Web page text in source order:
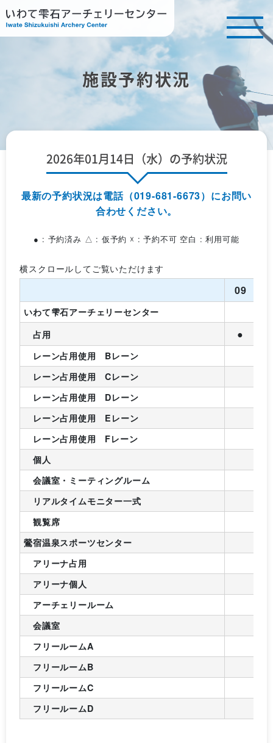
施設予約状況
2026年01月14日（水）の予約状況
最新の予約状況は電話（019-681-6673）にお問い
合わせください。
● : 予約済み △ : 仮予約 ☓ : 予約不可 空白 : 利用可能
09
いわて雫石アーチェリーセンター
占用
●
レーン占用使用 Bレーン
レーン占用使用 Cレーン
レーン占用使用 Dレーン
レーン占用使用 Eレーン
レーン占用使用 Fレーン
個人
会議室・ミーティングルーム
リアルタイムモニター一式
観覧席
鶯宿温泉スポーツセンター
アリーナ占用
アリーナ個人
アーチェリールーム
会議室
フリールームA
フリールームB
フリールームC
フリールームD